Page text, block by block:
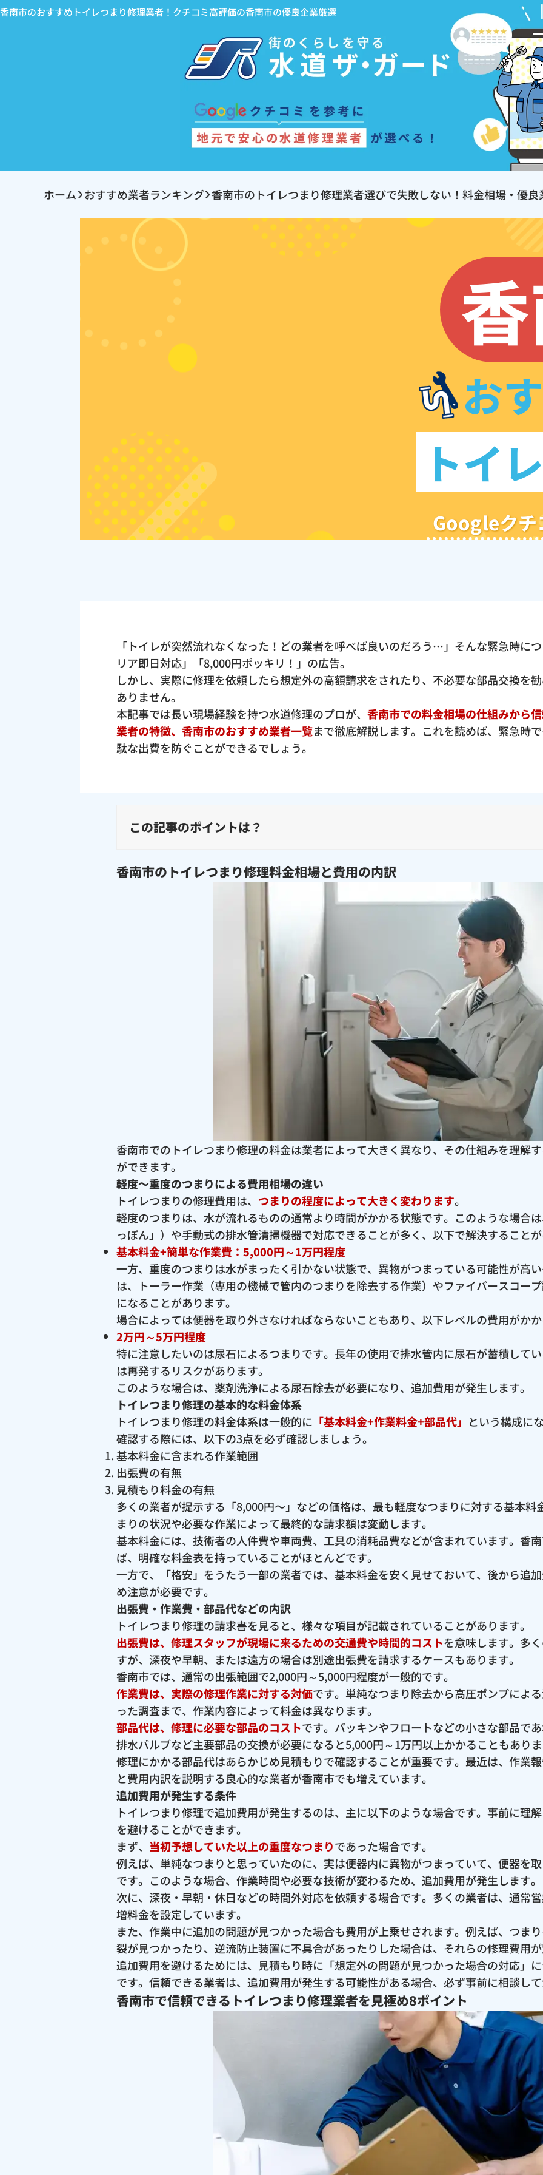
香南市のおすすめトイレつまり修理業者！クチコミ高評価の香南市の優良企業厳選
ホーム おすすめ業者ランキング 香南市のトイレつまり修理業者選びで失敗しない！料金相場・優
お
トイ
Googleクチ
「トイレが突然流れなくなった！どの業者を呼べば良いのだろう…」そんな緊急時に
リア即日対応」「8,000円ポッキリ！」の広告。
しかし、実際に修理を依頼したら想定外の高額請求をされたり、不必要な部品交換を
ありません。
本記事では長い現場経験を持つ水道修理のプロが、 香南市での料金相場の仕組みから
業者の特徴、香南市のおすすめ業者一覧まで徹底解説します。これを読めば、緊急時
駄な出費を防ぐことができるでしょう。
この記事のポイントは？
香南市のトイレつまり修理料金相場と費用の内訳
香南市でのトイレつまり修理の料金は業者によって大きく異なり、その仕組みを理解
ができます。
軽度〜重度のつまりによる費用相場の違い
トイレつまりの修理費用は、 つまりの程度によって大きく変わります。
軽度のつまりは、水が流れるものの通常より時間がかかる状態です。このような場合
っぽん」）や手動式の排水管清掃機器で対応できることが多く、以下で解決すること
基本料金+簡単な作業費：5,000円～1万円程度
一方、重度のつまりは水がまったく引かない状態で、異物がつまっている可能性が高
は、トーラー作業（専用の機械で管内のつまりを除去する作業）やファイバースコー
になることがあります。
場合によっては便器を取り外さなければならないこともあり、以下レベルの費用がか
2万円～5万円程度
特に注意したいのは尿石によるつまりです。長年の使用で排水管内に尿石が蓄積して
は再発するリスクがあります。
このような場合は、薬剤洗浄による尿石除去が必要になり、追加費用が発生します。
トイレつまり修理の基本的な料金体系
トイレつまり修理の料金体系は一般的に 「基本料金+作業料金+部品代」 という構成に
確認する際には、以下の3点を必ず確認しましょう。
基本料金に含まれる作業範囲
出張費の有無
見積もり料金の有無
多くの業者が提示する「8,000円〜」などの価格は、最も軽度なつまりに対する基本料
まりの状況や必要な作業によって最終的な請求額は変動します。
基本料金には、技術者の人件費や車両費、工具の消耗品費などが含まれています。香
ば、明確な料金表を持っていることがほとんどです。
一方で、「格安」をうたう一部の業者では、基本料金を安く見せておいて、後から追
め注意が必要です。
出張費・作業費・部品代などの内訳
トイレつまり修理の請求書を見ると、様々な項目が記載されていることがあります。
出張費は、修理スタッフが現場に来るための交通費や時間的コストを意味します。多
すが、深夜や早朝、または遠方の場合は別途出張費を請求するケースもあります。
香南市では、通常の出張範囲で2,000円～5,000円程度が一般的です。
作業費は、実際の修理作業に対する対価です。単純なつまり除去から高圧ポンプによ
った調査まで、作業内容によって料金は異なります。
部品代は、修理に必要な部品のコストです。パッキンやフロートなどの小さな部品で
排水バルブなど主要部品の交換が必要になると5,000円～1万円以上かかることもあり
修理にかかる部品代はあらかじめ見積もりで確認することが重要です。最近は、作業
と費用内訳を説明する良心的な業者が香南市でも増えています。
追加費用が発生する条件
トイレつまり修理で追加費用が発生するのは、主に以下のような場合です。事前に理
を避けることができます。
まず、 当初予想していた以上の重度なつまりであった場合です。
例えば、単純なつまりと思っていたのに、実は便器内に異物がつまっていて、便器を
です。このような場合、作業時間や必要な技術が変わるため、追加費用が発生します。
次に、深夜・早朝・休日などの時間外対応を依頼する場合です。多くの業者は、通常
増料金を設定しています。
また、作業中に追加の問題が見つかった場合も費用が上乗せされます。例えば、つま
裂が見つかったり、逆流防止装置に不具合があったりした場合は、それらの修理費用
追加費用を避けるためには、見積もり時に「想定外の問題が見つかった場合の対応」
です。信頼できる業者は、追加費用が発生する可能性がある場合、必ず事前に相談し
香南市で信頼できるトイレつまり修理業者を見極め8ポイント